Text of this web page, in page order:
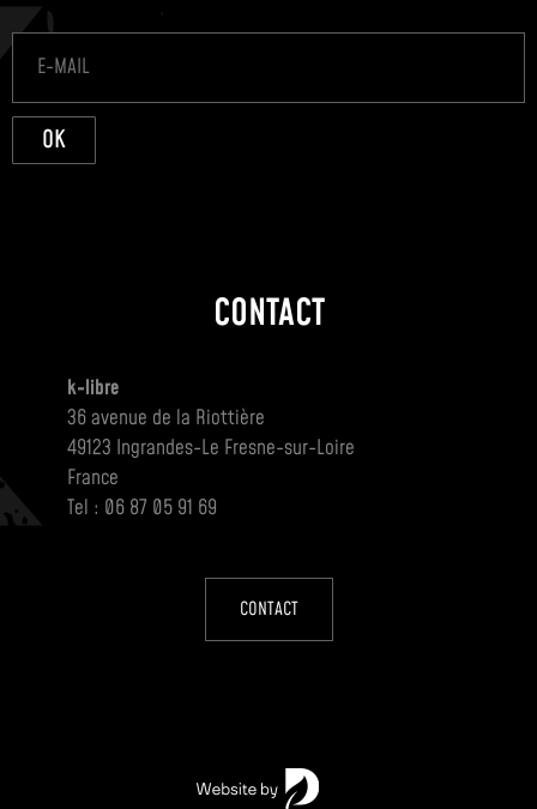
OK
CONTACT
k-libre
36 avenue de la Riottière
49123 Ingrandes-Le Fresne-sur-Loire
France
Tel : 06 87 05 91 69
CONTACT